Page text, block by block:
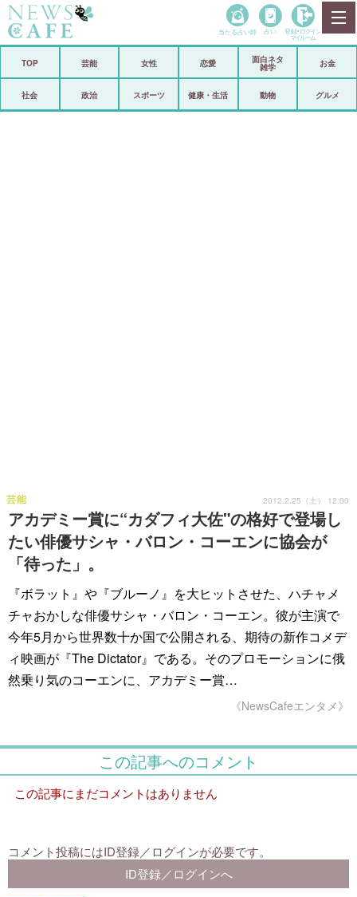
政治
当たる占い師 占い 登録• ログイン
マイルーム
TOP 芸能 女性 恋愛
面白ネタ
雑学
お金
社会 政治 スポーツ 健康・生活 動物 グルメ
アカデミー賞に“カダフィ大佐"の格好で登場し
たい俳優サシャ・バロン・コーエンに協会が
「待った」。
芸能 2012.2.25（土） 12:00
『ボラット』や『ブルーノ』を大ヒットさせた、ハチャメ
チャおかしな俳優サシャ・バロン・コーエン。彼が主演で
今年5月から世界数十か国で公開される、期待の新作コメデ
ィ映画が『The Dictator』である。そのプロモーションに俄
然乗り気のコーエンに、アカデミー賞…
《NewsCafeエンタメ》